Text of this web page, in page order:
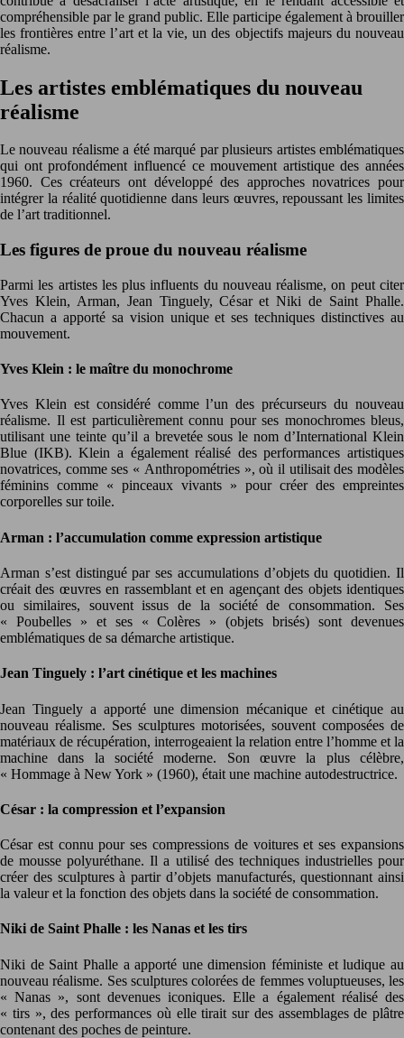
compréhensible par le grand public. Elle participe également à brouiller
les frontières entre l’art et la vie, un des objectifs majeurs du nouveau
réalisme.
Les artistes emblématiques du nouveau
réalisme
Le nouveau réalisme a été marqué par plusieurs artistes emblématiques
qui ont profondément influencé ce mouvement artistique des années
1960. Ces créateurs ont développé des approches novatrices pour
intégrer la réalité quotidienne dans leurs œuvres, repoussant les limites
de l’art traditionnel.
Les figures de proue du nouveau réalisme
Parmi les artistes les plus influents du nouveau réalisme, on peut citer
Yves Klein, Arman, Jean Tinguely, César et Niki de Saint Phalle.
Chacun a apporté sa vision unique et ses techniques distinctives au
mouvement.
Yves Klein : le maître du monochrome
Yves Klein est considéré comme l’un des précurseurs du nouveau
réalisme. Il est particulièrement connu pour ses monochromes bleus,
utilisant une teinte qu’il a brevetée sous le nom d’International Klein
Blue (IKB). Klein a également réalisé des performances artistiques
novatrices, comme ses « Anthropométries », où il utilisait des modèles
féminins comme « pinceaux vivants » pour créer des empreintes
corporelles sur toile.
Arman : l’accumulation comme expression artistique
Arman s’est distingué par ses accumulations d’objets du quotidien. Il
créait des œuvres en rassemblant et en agençant des objets identiques
ou similaires, souvent issus de la société de consommation. Ses
« Poubelles » et ses « Colères » (objets brisés) sont devenues
emblématiques de sa démarche artistique.
Jean Tinguely : l’art cinétique et les machines
Jean Tinguely a apporté une dimension mécanique et cinétique au
nouveau réalisme. Ses sculptures motorisées, souvent composées de
matériaux de récupération, interrogeaient la relation entre l’homme et la
machine dans la société moderne. Son œuvre la plus célèbre,
« Hommage à New York » (1960), était une machine autodestructrice.
César : la compression et l’expansion
César est connu pour ses compressions de voitures et ses expansions
de mousse polyuréthane. Il a utilisé des techniques industrielles pour
créer des sculptures à partir d’objets manufacturés, questionnant ainsi
la valeur et la fonction des objets dans la société de consommation.
Niki de Saint Phalle : les Nanas et les tirs
Niki de Saint Phalle a apporté une dimension féministe et ludique au
nouveau réalisme. Ses sculptures colorées de femmes voluptueuses, les
« Nanas », sont devenues iconiques. Elle a également réalisé des
« tirs », des performances où elle tirait sur des assemblages de plâtre
contenant des poches de peinture.